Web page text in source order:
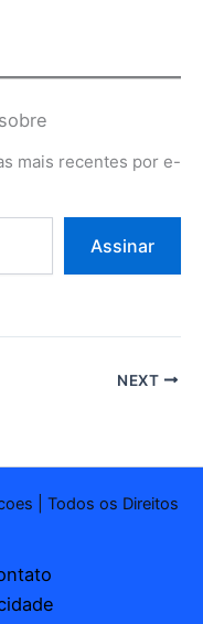
mais recentes por e-
Assinar
NEXT
| Todos os Direitos